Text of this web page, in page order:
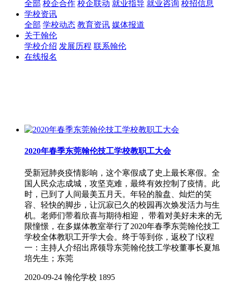
全部 校企合作 校企联动 就业指导 就业咨询 校招信息
学校资讯
全部 学校动态 教育资讯 媒体报道
关于翰伦
学校介绍 发展历程 联系翰伦
在线报名
2020年春季东莞翰伦技工学校教职工大会
受新冠肺炎疫情影响，这个寒假成了史上最长寒假。全
国人民众志成城，攻坚克难，最终有效控制了疫情。此
时，已到了人间最美五月天。年轻的脸盘、灿烂的笑
容、轻快的脚步，让沉寂已久的校园再次焕发活力与生
机。老师们带着欣喜与期待相迎， 带着对美好未来的无
限憧憬，在多媒体教室举行了2020年春季东莞翰伦技工
学校全体教职工开学大会。终于等到你，返校了!议程
一：主持人介绍出席领导东莞翰伦技工学校董事长夏旭
培先生；东莞
2020-09-24 翰伦学校 1895